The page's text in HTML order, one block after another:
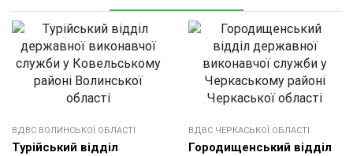
ВДВС ВОЛИНСЬКОЇ ОБЛАСТІ
Турійський відділ
ВДВС ЧЕРКАСЬКОЇ ОБЛАСТІ
Городищенський відділ